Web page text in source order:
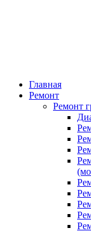
Главная
Ремонт
Ремонт